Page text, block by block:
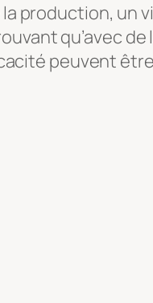
production, un
qu’avec de
peuvent